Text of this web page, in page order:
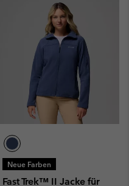
Neue Farben
Fast Trek™ II Jacke für